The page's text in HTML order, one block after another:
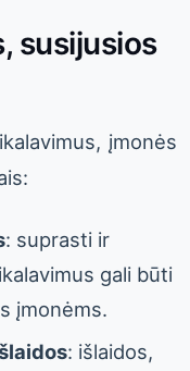
susijusios
įmonės
: suprasti ir
gali būti
įmonėms.
: išlaidos,